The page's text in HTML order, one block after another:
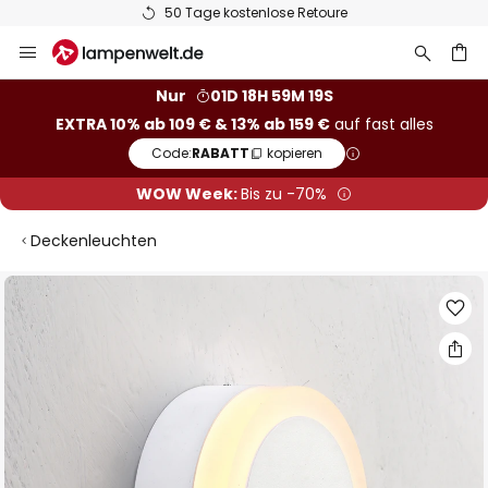
50 Tage kostenlose Retoure
Inhalt
Nur
01D 18H 59M 18S
EXTRA 10% ab 109 € & 13% ab 159 €auf fast alles
Code:RABATT kopieren
WOW Week:Bis zu -70%
Deckenleuchten
Zum
Ende
der
Bildgalerie
springen